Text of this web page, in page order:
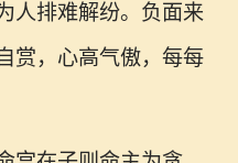
人排难解纷。负面来
赏，心高气傲，每每